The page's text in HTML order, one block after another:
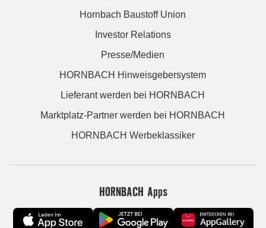
Hornbach Baustoff Union
Investor Relations
Presse/Medien
HORNBACH Hinweisgebersystem
Lieferant werden bei HORNBACH
Marktplatz-Partner werden bei HORNBACH
HORNBACH Werbeklassiker
HORNBACH Apps